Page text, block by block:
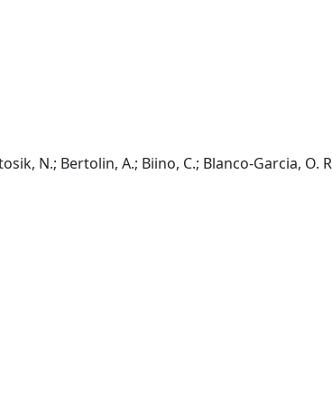
N.; Bertolin, A.; Biino, C.; Blanco-Garcia, O.